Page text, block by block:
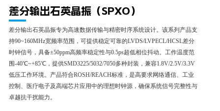
差分输出石英晶振（SPXO）
差分输出石英晶振专为高速数据传输与精密时序系统设计。该系列产品支
持90~160MHz宽频率范围，可提供稳定可靠的LVDS/LVPECL/HCSL差分
时钟信号，具备±50ppm高频率稳定性与0.5ps超低相位抖动。工作温度范
围-40℃~+85℃，提供SMD3225/5032/7050多种封装，兼容1.8V/2.5V/3.3V
低压工作环境。产品符合ROSH/REACH标准，是高要求网络通信、工业
控制、医疗电子及高端芯片应用中的理想时钟源，确保系统信号完整性与
卓越抗干扰能力。